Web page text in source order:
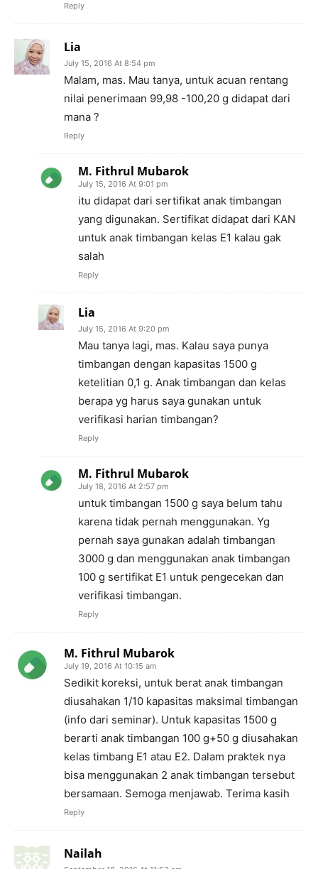
Reply
Lia
July 15, 2016 At 8:54 pm
Malam, mas. Mau tanya, untuk acuan rentang
nilai penerimaan 99,98 -100,20 g didapat dari
mana ?
Reply
M. Fithrul Mubarok
July 15, 2016 At 9:01 pm
itu didapat dari sertifikat anak timbangan
yang digunakan. Sertifikat didapat dari KAN
untuk anak timbangan kelas E1 kalau gak
salah
Reply
Lia
July 15, 2016 At 9:20 pm
Mau tanya lagi, mas. Kalau saya punya
timbangan dengan kapasitas 1500 g
ketelitian 0,1 g. Anak timbangan dan kelas
berapa yg harus saya gunakan untuk
verifikasi harian timbangan?
Reply
M. Fithrul Mubarok
July 18, 2016 At 2:57 pm
untuk timbangan 1500 g saya belum tahu
karena tidak pernah menggunakan. Yg
pernah saya gunakan adalah timbangan
3000 g dan menggunakan anak timbangan
100 g sertifikat E1 untuk pengecekan dan
verifikasi timbangan.
Reply
M. Fithrul Mubarok
July 19, 2016 At 10:15 am
Sedikit koreksi, untuk berat anak timbangan
diusahakan 1/10 kapasitas maksimal timbangan
(info dari seminar). Untuk kapasitas 1500 g
berarti anak timbangan 100 g+50 g diusahakan
kelas timbang E1 atau E2. Dalam praktek nya
bisa menggunakan 2 anak timbangan tersebut
bersamaan. Semoga menjawab. Terima kasih
Reply
Nailah